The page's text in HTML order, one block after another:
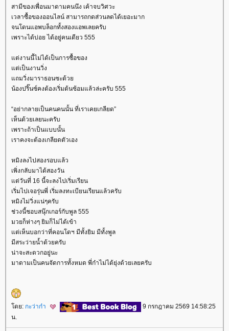
สามีของเพื่อนมาดามคนนึง เค้าจบวิศวะ
เวลาซื้อของออนไลน์ สามารถกดส่วนลดได้เยอะมาก
จนโดนแอพบล็อกทั้งสองแอพเลยครับ
เพราะได้บ่อย ได้อยู่คนเดียว 555
ต่งานนี้ไม่ได้เป็นการซื้อของ
ต่เป็นงานวิ่ง
ถมวิ่งมาราธอนซะด้ว
น้องปริ๊นซ์คงต้องเริ่มต้นซ้อมแล้วล่ะครับ 555
“อย่ากลายเป็นคนคนนั้น ที่เราเคยเกลียด”
เห็นด้วยเลยนะครับ
เพราะถ้าเป็นแบบนั้น
เราคงจะต้องเกลียดตัวเอง
หมิงลงไปสองรอบแล้ว
เพิ่งกลับมาได้สองวัน
ต่วันที่ 16 นี้จะลงไปเริ่มเรียน
เริ่มไปเจอรุ่นพี่ เริ่มลงทะเบียนเรียนแล้วครับ
หมิงไม่วิ่งแน่ๆครับ
ช่วงนี้ชอบสนุ๊กเกอร์กับพูล 555
มวยก็ห่างๆ ยิมก็ไม่ได้เข้า
ต่เห็นบอกว่าที่คอนโดฯ มีทั้งยิม มีทั้งพูล
มีสระว่ายน้ำด้วยครับ
น่าจะสะดวกอยู่นะ
มาดามเป็นคนจัดการทั้งหมด พี่ก๋าไม่ได้ยุ่งด้วยเลยครับ
ดย: กะว่าก๋า
9 กรกฎาคม 2569 14:58:25
น.